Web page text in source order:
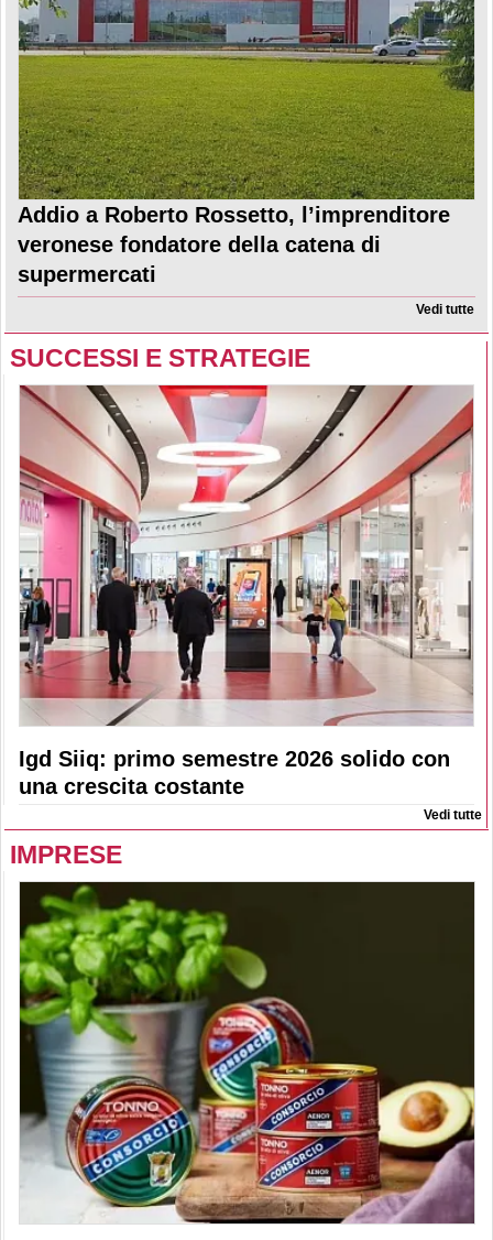
Addio a Roberto Rossetto, l’imprenditore
veronese fondatore della catena di
supermercati
Vedi tutte
SUCCESSI E STRATEGIE
Igd Siiq: primo semestre 2026 solido con
una crescita costante
Vedi tutte
IMPRESE